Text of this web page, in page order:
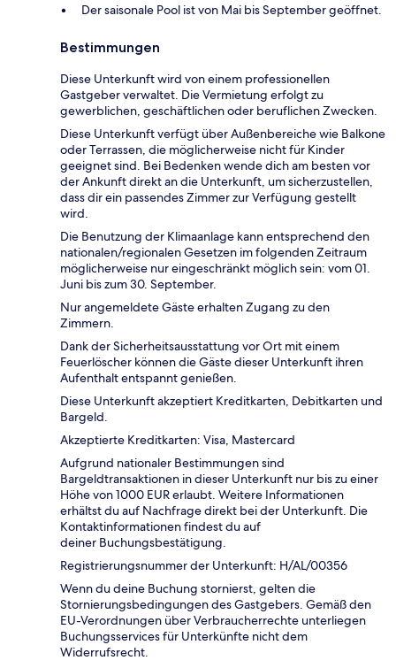
Der saisonale Pool ist von Mai bis September geöffnet.
Bestimmungen
Diese Unterkunft wird von einem professionellen
Gastgeber verwaltet. Die Vermietung erfolgt zu
gewerblichen, geschäftlichen oder beruflichen Zwecken.
Diese Unterkunft verfügt über Außenbereiche wie Balkone
oder Terrassen, die möglicherweise nicht für Kinder
geeignet sind. Bei Bedenken wende dich am besten vor
der Ankunft direkt an die Unterkunft, um sicherzustellen,
dass dir ein passendes Zimmer zur Verfügung gestellt
wird.
Die Benutzung der Klimaanlage kann entsprechend den
nationalen/regionalen Gesetzen im folgenden Zeitraum
möglicherweise nur eingeschränkt möglich sein: vom 01.
Juni bis zum 30. September.
Nur angemeldete Gäste erhalten Zugang zu den
Zimmern.
Dank der Sicherheitsausstattung vor Ort mit einem
Feuerlöscher können die Gäste dieser Unterkunft ihren
Aufenthalt entspannt genießen.
Diese Unterkunft akzeptiert Kreditkarten, Debitkarten und
Bargeld.
Akzeptierte Kreditkarten: Visa, Mastercard
Aufgrund nationaler Bestimmungen sind
Bargeldtransaktionen in dieser Unterkunft nur bis zu einer
Höhe von 1000 EUR erlaubt. Weitere Informationen
erhältst du auf Nachfrage direkt bei der Unterkunft. Die
Kontaktinformationen findest du auf
deiner Buchungsbestätigung.
Registrierungsnummer der Unterkunft: H/AL/00356
Wenn du deine Buchung stornierst, gelten die
Stornierungsbedingungen des Gastgebers. Gemäß den
EU-Verordnungen über Verbraucherrechte unterliegen
Buchungsservices für Unterkünfte nicht dem
Widerrufsrecht.